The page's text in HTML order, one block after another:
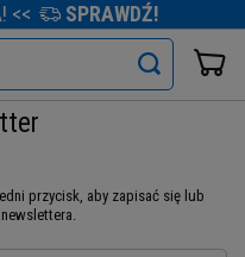
<< SPRAWDŹ!
przycisk, aby zapisać się lub